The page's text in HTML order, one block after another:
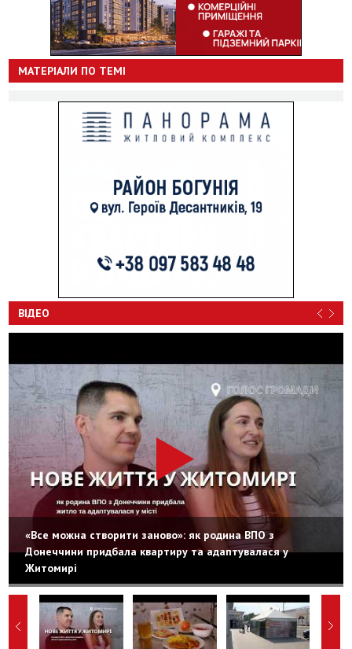
МАТЕРІАЛИ ПО ТЕМІ
ВІДЕО
«Все можна створити заново»: як родина ВПО з
Донеччини придбала квартиру та адаптувалася у
Житомирі